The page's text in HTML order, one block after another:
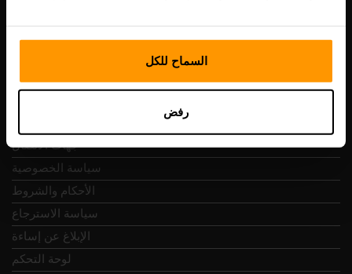
السماح للكل
رفض
التنقل السريع
جهات الاتصال
سياسة الخصوصية
الأحكام والشروط
سياسة الاسترجاع
الإبلاغ عن إساءة
لوحة التحكم